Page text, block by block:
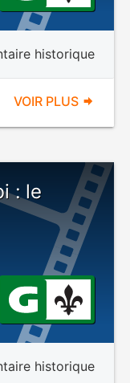
historique
VOIR PLUS
: le
historique